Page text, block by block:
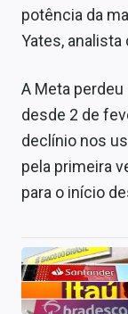
potência da
Yates, analista
A Meta
desde 2 de
declínio nos
pela primeira
para o início